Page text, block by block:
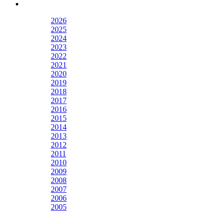
2026
2025
2024
2023
2022
2021
2020
2019
2018
2017
2016
2015
2014
2013
2012
2011
2010
2009
2008
2007
2006
2005